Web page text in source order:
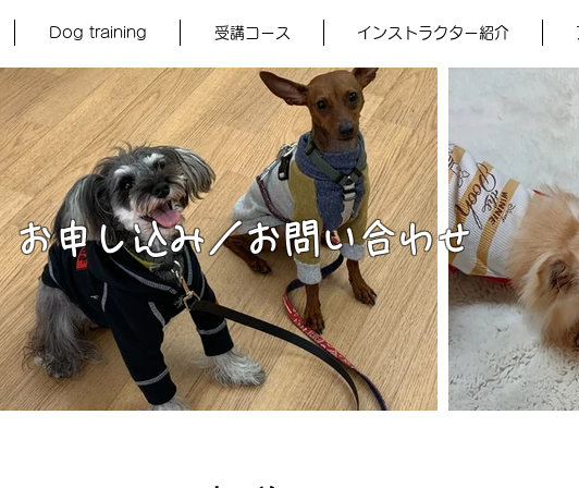
Dog training 受講コース インストラクター紹介
お申し込み／お問い合わせ